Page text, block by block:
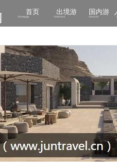
首页
Homepage
出境游
Outbound
国内游
Inbound